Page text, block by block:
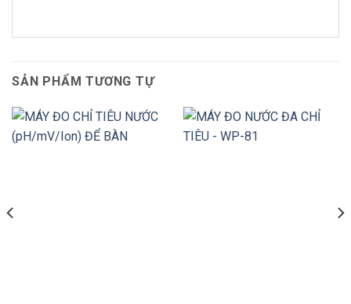
SẢN PHẨM TƯƠNG TỰ